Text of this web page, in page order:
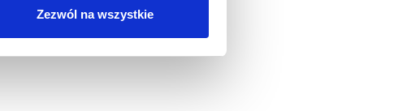
Zezwól na wszystkie